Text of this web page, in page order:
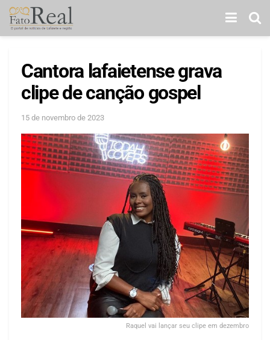
Cantora lafaietense grava
clipe de canção gospel
15 de novembro de 2023
Raquel vai lançar seu clipe em dezembro